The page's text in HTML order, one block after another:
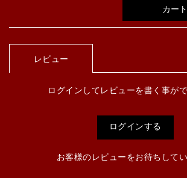
レビュー
ログインしてレビューを書く事がで
ログインする
お客様のレビューをお待ちしてい